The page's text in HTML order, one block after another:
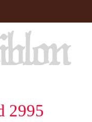
2995